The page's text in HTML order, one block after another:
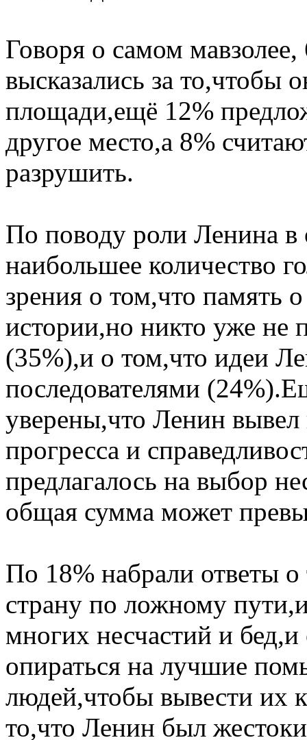
Говоря о самом
высказались за то,чтобы
площади,ещё 12%
другое место,а 8%
разрушить.
По поводу роли Ленина в
наибольшее количество
зрения о том,что память
истории,но никто уже не
(35%),и о том,что идеи
последователями
уверены,что Ленин
прогресса и
предлагалось на выбор
общая сумма может
По 18% набрали ответы
страну по ложному
многих несчастий и
опираться на лучшие
людей,чтобы вывести их
то,что Ленин был